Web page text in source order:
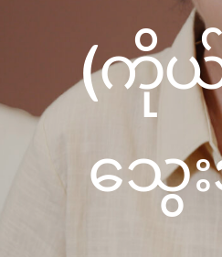
Or
Developmental
Diagnostics
Fertility care
Health screening
care near you
one place
(ကိုယ်
သွေး